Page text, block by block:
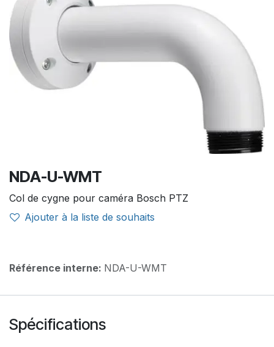
NDA-U-WMT
Col de cygne pour caméra Bosch PTZ
Ajouter à la liste de souhaits
Référence interne: NDA-U-WMT
Spécifications